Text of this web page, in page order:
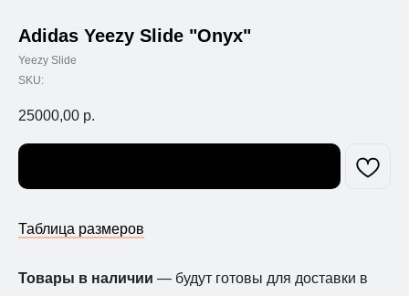
Adidas Yeezy Slide "Onyx"
Yeezy Slide
SKU:
25000,00 р.
Таблица размеров
Товары в наличии — будут готовы для доставки в